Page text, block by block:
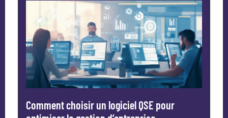
Comment choisir un logiciel QSE pour